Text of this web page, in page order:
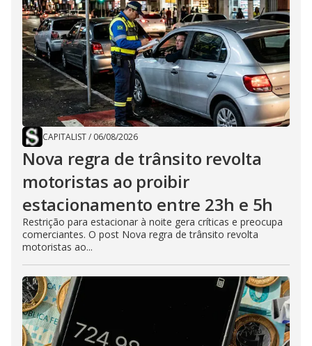
CAPITALIST/ 06/08/2026
Nova regra de trânsito revolta
motoristas ao proibir
estacionamento entre 23h e 5h
Restrição para estacionar à noite gera críticas e preocupa
comerciantes. O post Nova regra de trânsito revolta
motoristas ao...